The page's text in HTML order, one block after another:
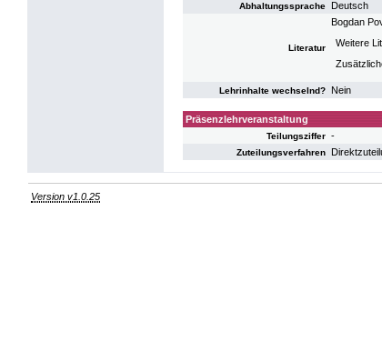
Abhaltungssprache Deutsch
Literatur
Bogdan
Weitere
Lehrinhalte wechselnd? Nein
Präsenzlehrveranstaltung
Teilungsziffer -
Zuteilungsverfahren
Version v1.0.25